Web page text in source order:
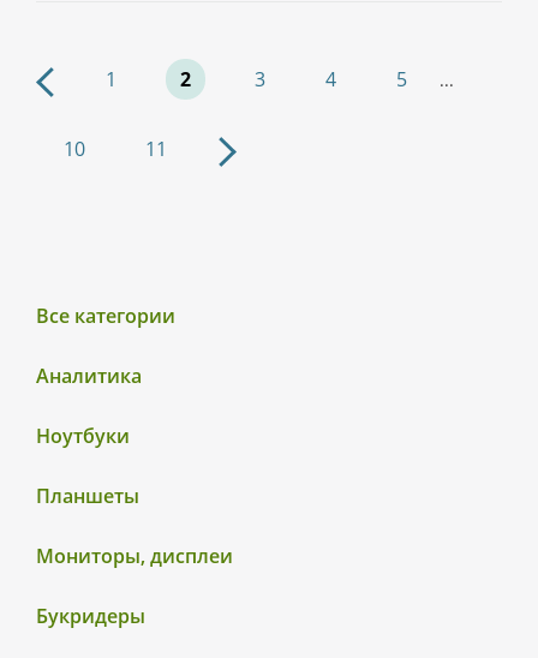
Все категории
Аналитика
Ноутбуки
Планшеты
Мониторы, дисплеи
Букридеры
1 2 3 4 5 ...
10 11